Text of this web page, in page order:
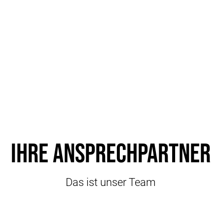
Ihre Ansprechpartner
Das ist unser Team